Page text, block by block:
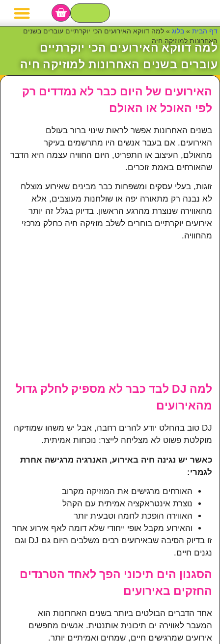
דף הבית » בלוג » למה דווקא האירועים הכי יוקרתיים עוברים בשנים
האחרונות למוזיקה חיה
למה דווקא האירועים הכי יוקרתיים
עוברים בשנים האחרונות למוזיקה חיה
האירועים של היום כבר לא נמדדים רק
לפי האוכל או האולם
בשנים האחרונות אפשר לראות שינוי ברור בעולם
האירועים. אם בעבר אנשים היו מתרשמים בעיקר
מהאולם, העיצוב או התפריט, היום החוויה עצמה היא הדבר
שהאורחים באמת זוכרים.
זוגות, בעלי עסקים ומשפחות כבר מבינים שאירוע מוצלח
לא נבנה רק מתאורה יפה או שולחנות מעוצבים, אלא
מהאווירה שנוצרת מהרגע הראשון. בדיוק בגלל זה יותר
אירועים יוקרתיים בוחרים לשלב מוזיקה חיה כחלק מרכזי
מהחוויה.
למה DJ לבד כבר לא מספיק לחלק גדול
מהאירועים
DJ טוב בהחלט יודע להרים רחבה, אבל יש משהו שמוזיקה
מוקלטת פשוט לא מצליחה לייצר: נוכחות אמיתית.
כאשר יש נגינה חיה באירוע, האנרגיה מרגישה אחרת
לגמרי:
האורחים מרגישים את המוזיקה מקרוב
נוצרת אינטראקציה אמיתית עם הקהל
האווירה הופכת לחמה וטבעית יותר
והאירוע מקבל אופי ייחודי שלא דומה לאף אירוע אחר
זו בדיוק הסיבה שבאירועים רבים משלבים היום גם DJ וגם
נגנים חיים.
הסגנון הים תיכוני הפך לאחד הטרנדים
החזקים באירועים
אחד הדברים הבולטים ביותר בשנים האחרונות הוא
המעבר לאווירה ים תיכונית אותנטית. אנשים מחפשים
אירועים שמרגישים חיים, שמחים ואמיתיים יותר.